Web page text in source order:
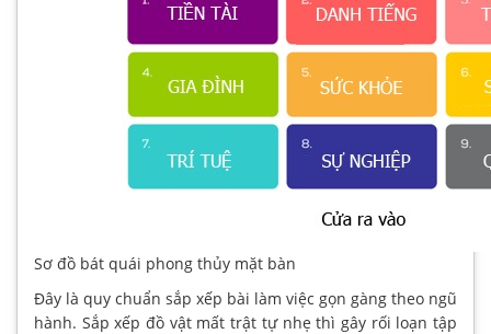
Sơ đồ bát quái phong thủy mặt bàn
Đây là quy chuẩn sắp xếp bài làm việc gọn gàng theo ngũ
hành. Sắp xếp đồ vật mất trật tự nhẹ thì gây rối loạn tập